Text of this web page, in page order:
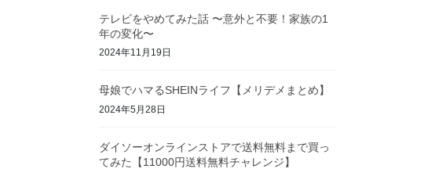
テレビをやめてみた話 〜意外と不要！家族の1
年の変化〜
2024年11月19日
母娘でハマるSHEINライフ【メリデメまとめ】
2024年5月28日
ダイソーオンラインストアで送料無料まで買っ
てみた【11000円送料無料チャレンジ】